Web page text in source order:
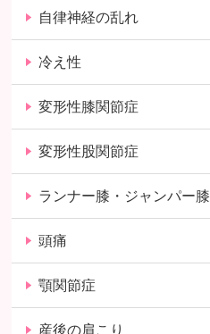
自律神経の乱れ
冷え性
変形性膝関節症
変形性股関節症
ランナー膝・ジャンパー膝
頭痛
顎関節症
産後の肩こり